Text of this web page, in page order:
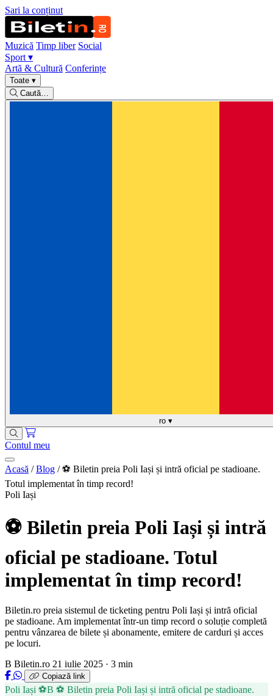
Sari la conținut
Muzică Timp liber Social
Sport ▾
Artă & Cultură Conferințe
Toate ▾
Caută…
ro ▾
Contul meu
Acasă / Blog / ⚽ Biletin preia Poli Iași și intră oficial pe stadioane.
Totul implementat în timp record!
Poli Iași
⚽ Biletin preia Poli Iași și intră
oficial pe stadioane. Totul
implementat în timp record!
Biletin.ro preia sistemul de ticketing pentru Poli Iași și intră oficial
pe stadioane. Am implementat într-un timp record o soluție completă
pentru vânzarea de bilete și abonamente, emitere de carduri și acces
pe locuri.
B Biletin.ro 21 iulie 2025 · 3 min
Copiază link
Poli Iași ⚽B ⚽ Biletin preia Poli Iași și intră oficial pe stadioane.